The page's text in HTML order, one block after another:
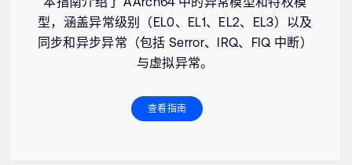
型，涵盖异常级别（EL0、EL1、EL2、EL3）以及
同步和异步异常（包括 Serror、IRQ、FIQ 中断）
与虚拟异常。
查看指南